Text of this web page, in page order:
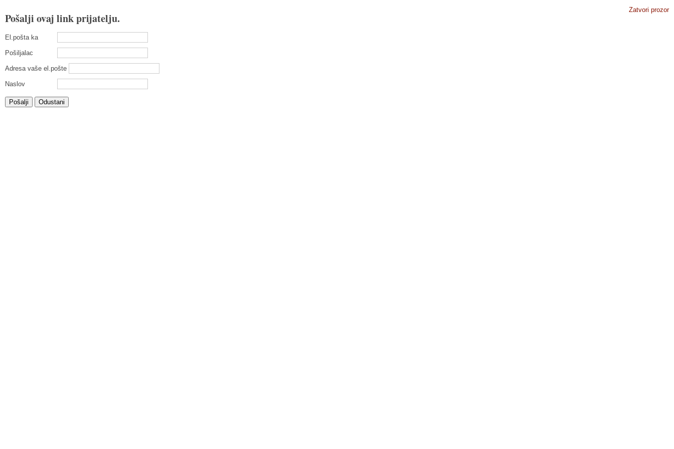
Pošalji ovaj link prijatelju.
Zatvori prozor
El.pošta ka
Pošiljalac
Adresa vaše el.pošte
Naslov
Pošalji Odustani